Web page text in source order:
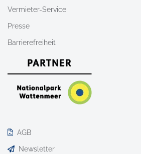
Vermieter-Service
Presse
Barrierefreiheit
AGB
Newsletter